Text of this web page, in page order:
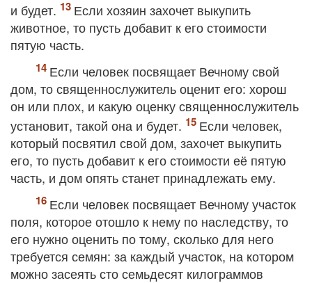
и будет.
Если хозяин захочет выкупить
животное, то пусть добавит к его стоимости
пятую часть.
Если человек посвящает Вечному свой
дом, то священнослужитель оценит его: хорош
он или плох, и какую оценку священнослужитель
установит, такой она и будет.
Если человек,
который посвятил свой дом, захочет выкупить
его, то пусть добавит к его стоимости её пятую
часть, и дом опять станет принадлежать ему.
Если человек посвящает Вечному участок
поля, которое отошло к нему по наследству, то
его нужно оценить по тому, сколько для него
требуется семян: за каждый участок, на котором
можно засеять сто семьдесят килограммов